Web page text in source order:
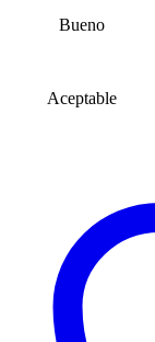
Bueno
Aceptable